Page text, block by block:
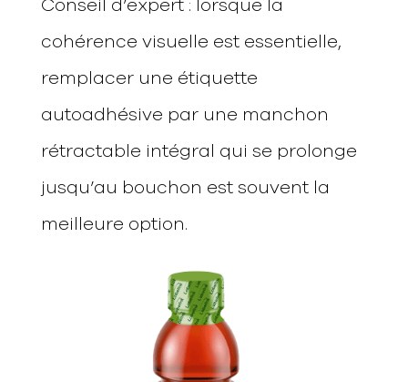
Conseil d’expert : lorsque la
cohérence visuelle est essentielle,
remplacer une étiquette
autoadhésive par une manchon
rétractable intégral qui se prolonge
jusqu’au bouchon est souvent la
meilleure option.